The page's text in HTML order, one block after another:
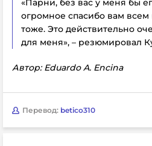
«Парни, без вас у меня бы
огромное спасибо вам
тоже. Это действительно
для меня», – резюмировал
Автор: Eduardo A. Encina
Перевод: betico310